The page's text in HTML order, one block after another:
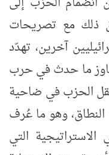
ذلك مع تصريحات
آخرين، تهدّد
ما حدث في حرب
معقل الحزب في ضاحية
وهو ما عُرف
التي